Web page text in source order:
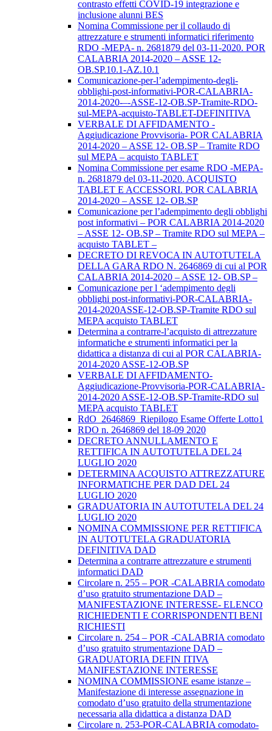
contrasto effetti COVID-19 integrazione e
inclusione alunni BES
Nomina Commissione per il collaudo di
attrezzature e strumenti informatici riferimento
RDO -MEPA- n. 2681879 del 03-11-2020. POR
CALABRIA 2014-2020 – ASSE 12-
OB.SP.10.1-AZ.10.1
Comunicazione-per-l’adempimento-degli-
obblighi-post-informativi-POR-CALABRIA-
2014-2020-–-ASSE-12-OB.SP-Tramite-RDO-
sul-MEPA-acquisto-TABLET-DEFINITIVA
VERBALE DI AFFIDAMENTO -
Aggiudicazione Provvisoria- POR CALABRIA
2014-2020 – ASSE 12- OB.SP – Tramite RDO
sul MEPA – acquisto TABLET
Nomina Commissione per esame RDO -MEPA-
n. 2681879 del 03-11-2020. ACQUISTO
TABLET E ACCESSORI. POR CALABRIA
2014-2020 – ASSE 12- OB.SP
Comunicazione per l’adempimento degli obblighi
post informativi – POR CALABRIA 2014-2020
– ASSE 12- OB.SP – Tramite RDO sul MEPA –
acquisto TABLET –
DECRETO DI REVOCA IN AUTOTUTELA
DELLA GARA RDO N. 2646869 di cui al POR
CALABRIA 2014-2020 – ASSE 12- OB.SP –
Comunicazione per l ‘adempimento degli
obblighi post-informativi-POR-CALABRIA-
2014-2020ASSE-12-OB.SP-Tramite RDO sul
MEPA acquisto TABLET
Determina a contrarre-l’acquisto di attrezzature
informatiche e strumenti informatici per la
didattica a distanza di cui al POR CALABRIA-
2014-2020 ASSE-12-OB.SP
VERBALE DI AFFIDAMENTO-
Aggiudicazione-Provvisoria-POR-CALABRIA-
2014-2020 ASSE-12-OB.SP-Tramite-RDO sul
MEPA acquisto TABLET
RdO_2646869_Riepilogo Esame Offerte Lotto1
RDO n. 2646869 del 18-09 2020
DECRETO ANNULLAMENTO E
RETTIFICA IN AUTOTUTELA DEL 24
LUGLIO 2020
DETERMINA ACQUISTO ATTREZZATURE
INFORMATICHE PER DAD DEL 24
LUGLIO 2020
GRADUATORIA IN AUTOTUTELA DEL 24
LUGLIO 2020
NOMINA COMMISSIONE PER RETTIFICA
IN AUTOTUTELA GRADUATORIA
DEFINITIVA DAD
Determina a contrarre attrezzature e strumenti
informatici DAD
Circolare n. 255 – POR -CALABRIA comodato
d’uso gratuito strumentazione DAD –
MANIFESTAZIONE INTERESSE- ELENCO
RICHIEDENTI E CORRISPONDENTI BENI
RICHIESTI
Circolare n. 254 – POR -CALABRIA comodato
d’uso gratuito strumentazione DAD –
GRADUATORIA DEFIN ITIVA
MANIFESTAZIONE INTERESSE
NOMINA COMMISSIONE esame istanze –
Manifestazione di interesse assegnazione in
comodato d’uso gratuito della strumentazione
necessaria alla didattica a distanza DAD
Circolare n. 253-POR-CALABRIA comodato-